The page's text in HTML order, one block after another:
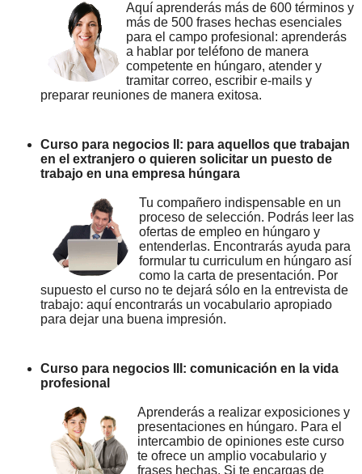
Aquí aprenderás más de 600 términos y
más de 500 frases hechas esenciales
para el campo profesional: aprenderás
a hablar por teléfono de manera
competente en húngaro, atender y
tramitar correo, escribir e-mails y
preparar reuniones de manera exitosa.
Curso para negocios II: para aquellos que trabajan
en el extranjero o quieren solicitar un puesto de
trabajo en una empresa húngara
Tu compañero indispensable en un
proceso de selección. Podrás leer las
ofertas de empleo en húngaro y
entenderlas. Encontrarás ayuda para
formular tu curriculum en húngaro así
como la carta de presentación. Por
supuesto el curso no te dejará sólo en la entrevista de
trabajo: aquí encontrarás un vocabulario apropiado
para dejar una buena impresión.
Curso para negocios III: comunicación en la vida
profesional
Aprenderás a realizar exposiciones y
presentaciones en húngaro. Para el
intercambio de opiniones este curso
te ofrece un amplio vocabulario y
frases hechas. Si te encargas de